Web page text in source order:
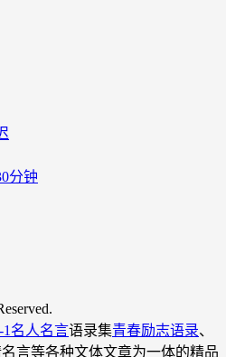
分钟
名人名言语录集青春励志语录、
言等各种文体文章为一体的精品